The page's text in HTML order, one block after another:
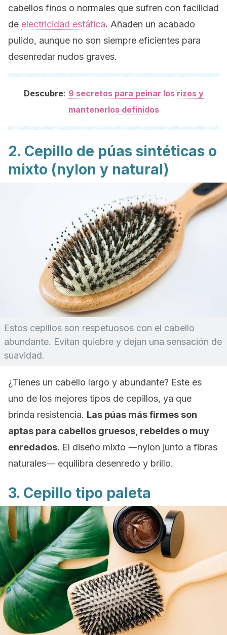
cabellos finos o normales que sufren con facilidad
de electricidad estática. Añaden un acabado
pulido, aunque no son siempre eficientes para
desenredar nudos graves.
Descubre: 9 secretos para peinar los rizos y
mantenerlos definidos
2. Cepillo de púas sintéticas o
mixto (nylon y natural)
Estos cepillos son respetuosos con el cabello
abundante. Evitan quiebre y dejan una sensación de
suavidad.
¿Tienes un cabello largo y abundante? Este es
uno de los mejores tipos de cepillos, ya que
brinda resistencia. Las púas más firmes son
aptas para cabellos gruesos, rebeldes o muy
enredados. El diseño mixto ―nylon junto a fibras
naturales― equilibra desenredo y brillo.
3. Cepillo tipo paleta